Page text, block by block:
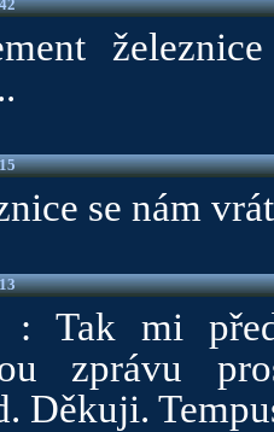
se nám
: Tak mi
zprávu
Děkuji.